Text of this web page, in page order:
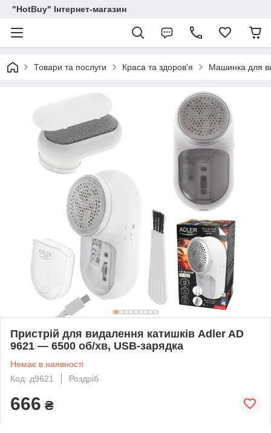
"HotBuy" Інтернет-магазин
Товари та послуги Краса та здоров'я Машинка для
Пристрій для видалення катишків Adler AD
9621 — 6500 об/хв, USB-зарядка
Немає в наявності
Код: д9621
Роздріб
666 ₴